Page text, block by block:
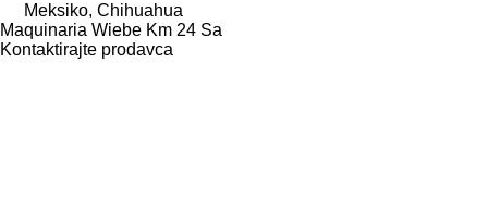
Meksiko, Chihuahua
Maquinaria Wiebe Km 24 Sa
Kontaktirajte prodavca